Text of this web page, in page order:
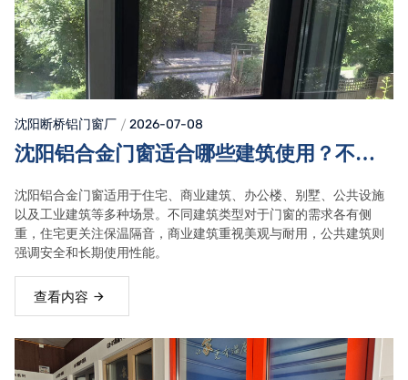
沈阳断桥铝门窗厂 2026-07-08
沈阳铝合金门窗适合哪些建筑使用？不同
沈阳铝合金门窗适用于住宅、商业建筑、办公楼、别墅、公共设施
以及工业建筑等多种场景。不同建筑类型对于门窗的需求各有侧
重，住宅更关注保温隔音，商业建筑重视美观与耐用，公共建筑则
强调安全和长期使用性能。
查看内容